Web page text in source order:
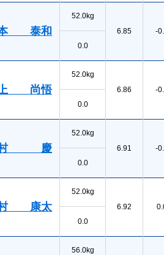
泰和
52.0kg
6.85
-
0.0
尚悟
52.0kg
6.86
-
0.0
村 慶
52.0kg
6.91
-
0.0
康太
52.0kg
6.92
0.0
56.0kg